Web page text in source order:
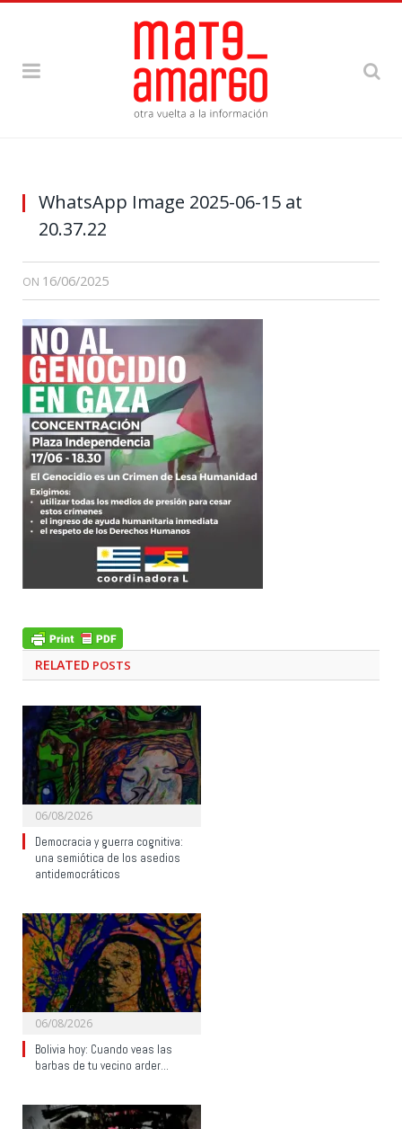
WhatsApp Image 2025-06-15 at
20.37.22
ON 16/06/2025
RELATED POSTS
06/08/2026
Democracia y guerra cognitiva:
una semiótica de los asedios
antidemocráticos
06/08/2026
Bolivia hoy: Cuando veas las
barbas de tu vecino arder…